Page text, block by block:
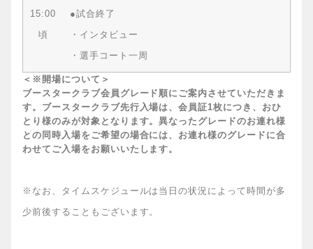
15:00
頃
●試合終了
・インタビュー
・選手コート一周
＜※開場について＞
ブースタークラブ会員グレード順にご案内させていただきま
す。ブースタークラブ先行入場は、会員証1枚につき、おひ
とり様のみが対象となります。異なったグレードのお連れ様
との同時入場をご希望の場合には、お連れ様のグレードに合
わせてご入場をお願いいたします。
※なお、タイムスケジュールは当日の状況によって時間が多
少前後することもございます。